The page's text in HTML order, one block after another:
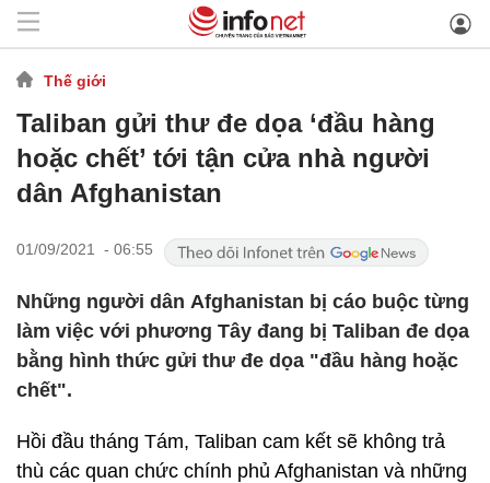
Thế giới
Taliban gửi thư đe dọa ‘đầu hàng
hoặc chết’ tới tận cửa nhà người
dân Afghanistan
01/09/2021 - 06:55
Những người dân Afghanistan bị cáo buộc từng
làm việc với phương Tây đang bị Taliban đe dọa
bằng hình thức gửi thư đe dọa "đầu hàng hoặc
chết".
Hồi đầu tháng Tám, Taliban cam kết sẽ không trả
thù các quan chức chính phủ Afghanistan và những